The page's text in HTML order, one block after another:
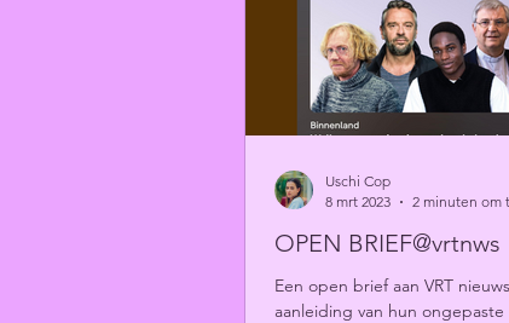
OPEN BRIEF@vrtnws
Een open brief aan VRT
aanleiding van hun
Uschi Cop
8 mrt 2023
2 minuten om